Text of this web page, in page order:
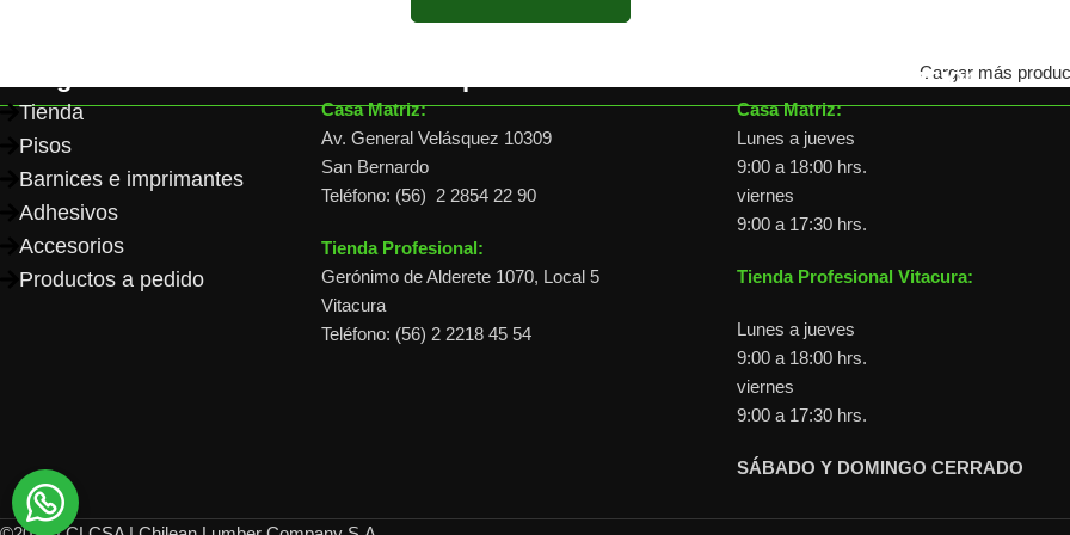
Cargar más
Tienda
Pisos
Barnices e imprimantes
Adhesivos
Accesorios
Productos a pedido
Casa Matriz:
Av. General Velásquez 10309
San Bernardo
Teléfono: (56) 2 2854 22 90
Tienda Profesional:
Gerónimo de Alderete 1070, Local 5
Vitacura
Teléfono: (56) 2 2218 45 54
Horario de atención
Casa Matriz:
Lunes a jueves
9:00 a 18:00 hrs.
viernes
9:00 a 17:30 hrs.
Tienda Profesional Vitacura:
Lunes a jueves
9:00 a 18:00 hrs.
viernes
9:00 a 17:30 hrs.
SÁBADO Y DOMINGO CERRADO